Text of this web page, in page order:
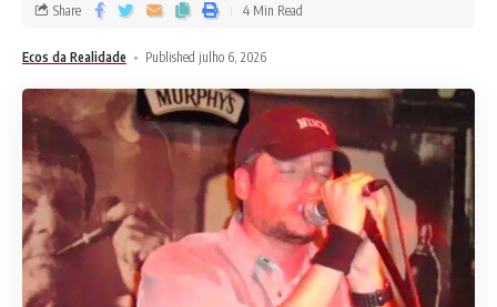
Ecos da Realidade Published julho 6, 2026
Share 4 Min Read